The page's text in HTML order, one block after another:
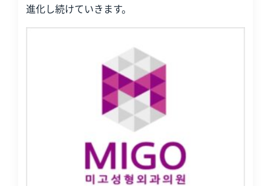
進化し続けていきます。